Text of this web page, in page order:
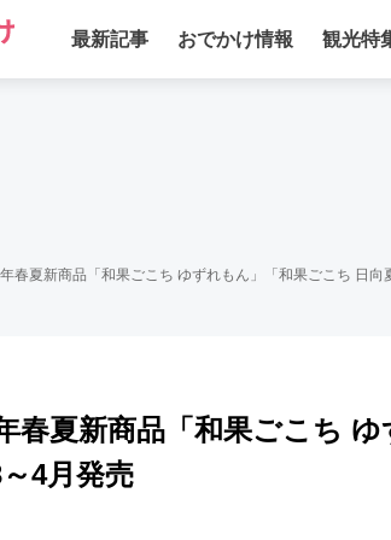
最新記事 おでかけ情報 観光特
春夏新商品「和果ごこち ゆずれもん」「和果ごこち 日向
春夏新商品「和果ごこち
4月発売